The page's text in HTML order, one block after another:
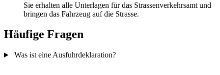
Sie erhalten alle Unterlagen für das Strassenverkehrsamt und
bringen das Fahrzeug auf die Strasse.
Häufige Fragen
Was ist eine Ausfuhrdeklaration?